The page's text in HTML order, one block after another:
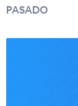
PASADO